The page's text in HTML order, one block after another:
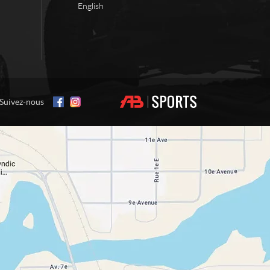
English
nous